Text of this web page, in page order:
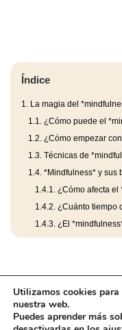
Índice
1. La magia del
1.1. ¿Cómo puede el
1.2. ¿Cómo empezar
1.3. Técnicas de
1.4. *Mindfulness* y sus
1.4.1. ¿Cómo afecta el
1.4.2. ¿Cuánto tiempo
1.4.3. ¿El
Utilizamos cookies
nuestra web.
Puedes aprender más